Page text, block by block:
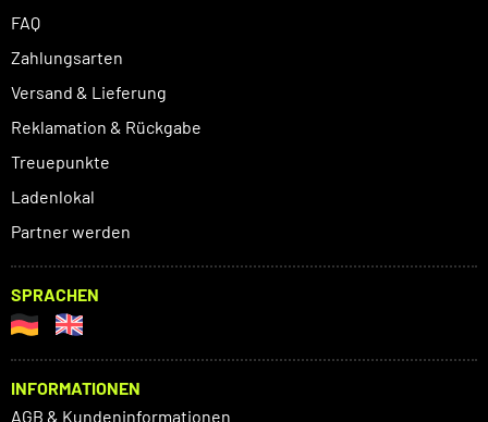
FAQ
Zahlungsarten
Versand & Lieferung
Reklamation & Rückgabe
Treuepunkte
Ladenlokal
Partner werden
SPRACHEN
INFORMATIONEN
AGB & Kundeninformationen